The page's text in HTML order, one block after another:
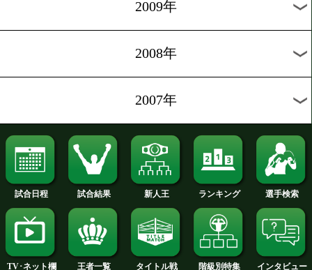
2018年
2017年
2016年
2015年
2014年